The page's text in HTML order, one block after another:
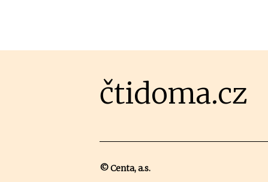
čtidoma.cz
© Centa, a.s.